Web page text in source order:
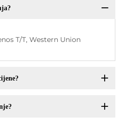
T/T, Western Union